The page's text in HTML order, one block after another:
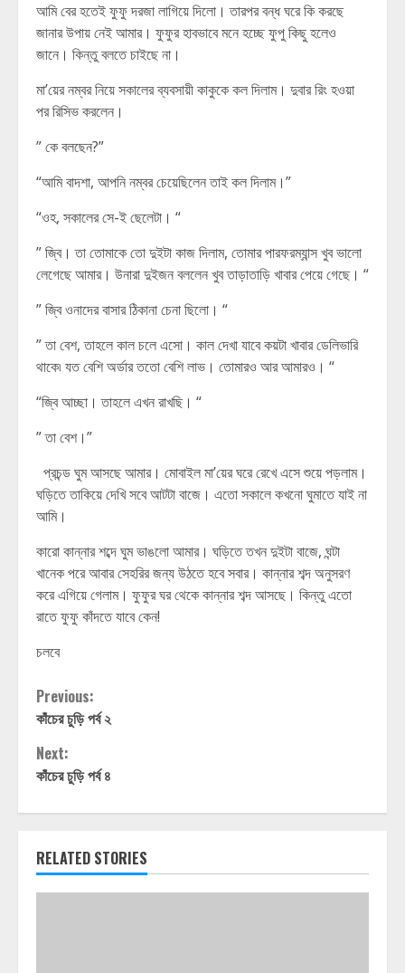
আমি বের হতেই ফুফু দরজা লাগিয়ে দিলো। তারপর বন্ধ ঘরে কি করছে
জানার উপায় নেই আমার। ফুফুর হাবভাবে মনে হচ্ছে ফুপু কিছু হলেও
জানে। কিন্তু বলতে চাইছে না।
মা’য়ের নম্বর নিয়ে সকালের ব্যবসায়ী কাকুকে কল দিলাম। দুবার রিং হওয়া
পর রিসিভ করলেন।
” কে বলছেন?”
“আমি বাদশা, আপনি নম্বর চেয়েছিলেন তাই কল দিলাম।”
“ওহ, সকালের সে-ই ছেলেটা। “
” জ্বি। তা তোমাকে তো দুইটা কাজ দিলাম, তোমার পারফরম্যান্স খুব ভালো
লেগেছে আমার। উনারা দুইজন বললেন খুব তাড়াতাড়ি খাবার পেয়ে গেছে। “
” জ্বি ওনাদের বাসার ঠিকানা চেনা ছিলো। “
” তা বেশ, তাহলে কাল চলে এসো। কাল দেখা যাবে কয়টা খাবার ডেলিভারি
থাকে৷ যত বেশি অর্ডার ততো বেশি লাভ। তোমারও আর আমারও। “
“জ্বি আচ্ছা। তাহলে এখন রাখছি। “
” তা বেশ।”
প্রচন্ড ঘুম আসছে আমার। মোবাইল মা’য়ের ঘরে রেখে এসে শুয়ে পড়লাম।
ঘড়িতে তাকিয়ে দেখি সবে আটটা বাজে। এতো সকালে কখনো ঘুমাতে যাই না
আমি।
কারো কান্নার শব্দে ঘুম ভাঙলো আমার। ঘড়িতে তখন দুইটা বাজে, ঘন্টা
খানেক পরে আবার সেহরির জন্য উঠতে হবে সবার। কান্নার শব্দ অনুসরণ
করে এগিয়ে গেলাম। ফুফুর ঘর থেকে কান্নার শব্দ আসছে। কিন্তু এতো
রাতে ফুফু কাঁদতে যাবে কেন!
চলবে
Continue
Reading
Previous:
কাঁচের চুড়ি পর্ব ২
Next:
কাঁচের চুড়ি পর্ব ৪
RELATED STORIES